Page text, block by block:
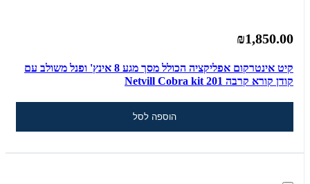
₪1,850.00
קיט אינטרקום אפליקציה הכולל מסך מגע 8 אינץ' ופנל משולב עם
קודן קורא קרבה Netvill Cobra kit 201
הוספה לסל